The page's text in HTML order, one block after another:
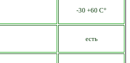
-30 +60 С°
есть